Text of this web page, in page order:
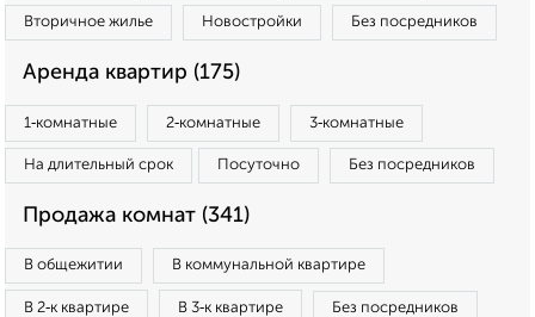
Вторичное жилье Новостройки Без посредников
Аренда квартир (175)
1‑комнатные 2‑комнатные 3‑комнатные
На длительный срок Посуточно Без посредников
Продажа комнат (341)
В общежитии В коммунальной квартире
В 2‑к квартире В 3‑к квартире Без посредников